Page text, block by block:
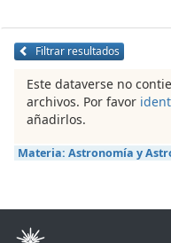
Filtrar resultados
Este dataverse no
archivos. Por favor
añadirlos.
Materia: Astronomía y